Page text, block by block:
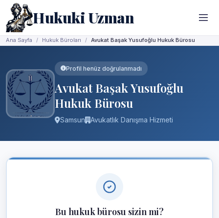
Hukuki Uzman
Ana Sayfa Hukuk Büroları Avukat Başak Yusufoğlu Hukuk Bürosu
Profil henüz doğrulanmadı
Avukat Başak Yusufoğlu
Hukuk Bürosu
Samsun Avukatlık Danışma Hizmeti
Bu hukuk bürosu sizin mi?